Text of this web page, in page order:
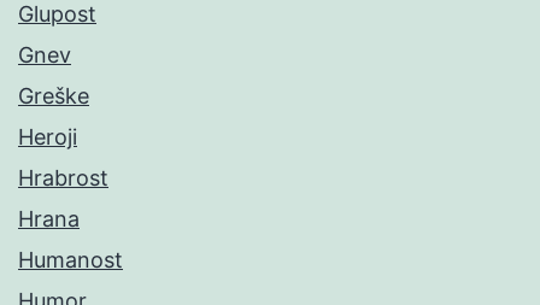
Glupost
Gnev
Greške
Heroji
Hrabrost
Hrana
Humanost